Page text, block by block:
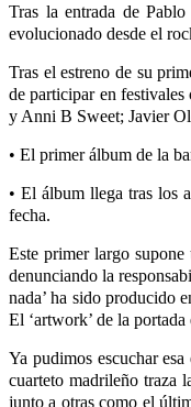
Tras la entrada de
evolucionado desde el
Tras el estreno de su
de participar en
y Anni B Sweet; Javier
• El primer álbum de la
• El álbum llega tras los
fecha.
Este primer largo
denunciando la
nada’ ha sido producido
El ‘artwork’ de la
Ya pudimos escuchar
cuarteto madrileño traza
junto a otras como el